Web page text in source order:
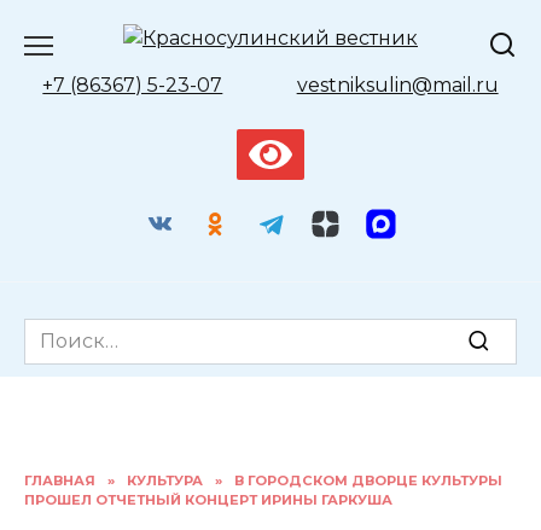
содержанию
+7 (86367) 5-23-07 vestniksulin@mail.ru
Search
for:
ГЛАВНАЯ » КУЛЬТУРА »
В ГОРОДСКОМ ДВОРЦЕ КУЛЬТУРЫ
ПРОШЕЛ ОТЧЕТНЫЙ КОНЦЕРТ ИРИНЫ ГАРКУША